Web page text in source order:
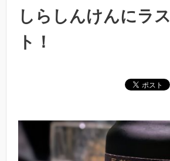
しらしんけんにラ
ト！